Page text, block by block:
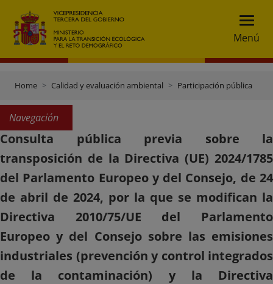
Menú
Home Calidad y evaluación ambiental Participación pública
Navegación
Consulta pública previa sobre la
transposición de la Directiva (UE) 2024/1785
del Parlamento Europeo y del Consejo, de 24
de abril de 2024, por la que se modifican la
Directiva 2010/75/UE del Parlamento
Europeo y del Consejo sobre las emisiones
industriales (prevención y control integrados
de la contaminación) y la Directiva